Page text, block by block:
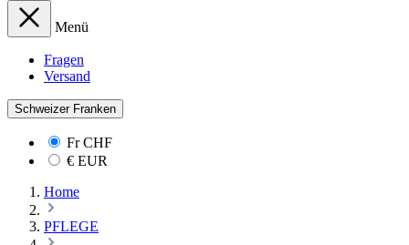
Menü
Fragen
Versand
Schweizer Franken
FrCHF
€ EUR
Home
PFLEGE